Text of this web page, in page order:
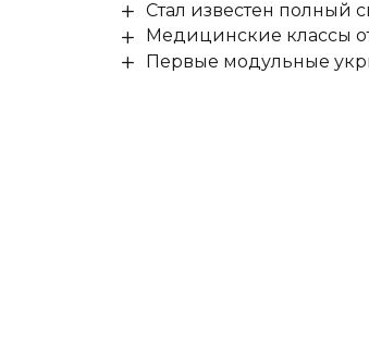
Стал известен полный
Медицинские классы
Первые модульные